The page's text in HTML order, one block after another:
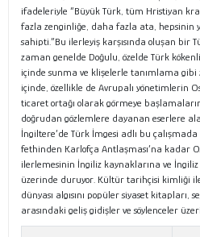
ifadeleriyle “Büyük Türk, tüm Hristiyan
fazla zenginliğe, daha fazla ata, hepsinin
sahipti.”Bu ilerleyiş karşısında oluşan bir
zaman genelde Doğulu, özelde Türk
içinde sunma ve klişelerle tanımlama
içinde, özellikle de Avrupalı yönetimlerin
ticaret ortağı olarak görmeye
doğrudan gözlemlere dayanan eserlere
İngiltere’de Türk İmgesi adlı bu
fethinden Karlofça Antlaşması’na kadar
ilerlemesinin İngiliz kaynaklarına ve İngiliz
üzerinde duruyor. Kültür tarihçisi kimliği
dünyası algısını popüler siyaset kitapları,
arasındaki geliş gidişler ve söylenceler